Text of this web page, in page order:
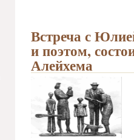
Встреча с
и поэтом,
Алейхема